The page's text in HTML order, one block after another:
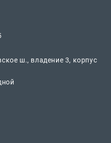
ш., владение 3, корпус